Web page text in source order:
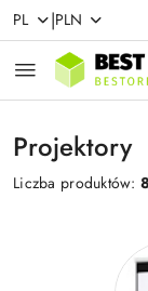
Przejdź do
Przejdź do
Przejdź do
Przejdź do
Przejdź do
PL |PLN
Projektory
Liczba produktów: